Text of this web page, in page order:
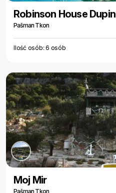
Robinson House Dupin
Pašman Tkon
Ilość osób: 6 osób
Moj Mir
Pašman Tkon